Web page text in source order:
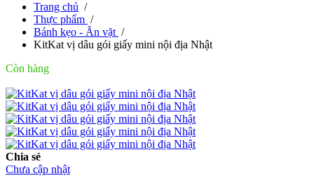
Trang chủ /
Thực phẩm /
Bánh kẹo - Ăn vặt /
KitKat vị dâu gói giấy mini nội địa Nhật
Còn hàng
Chia sẻ
Chưa cập nhật